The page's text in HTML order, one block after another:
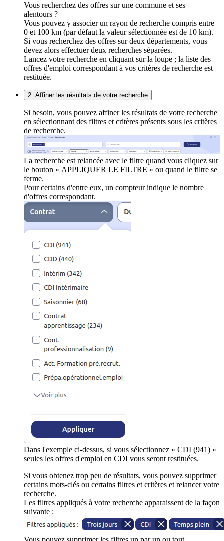
Vous recherchez des offres sur une commune et ses
alentours ?
Vous pouvez y associer un rayon de recherche compris entre
0 et 100 km (par défaut la valeur sélectionnée est de 10 km).
Si vous recherchez des offres sur deux départements, vous
devez alors effectuer deux recherches séparées.
Lancez votre recherche en cliquant sur la loupe ; la liste des
offres d'emploi correspondant à vos critères de recherche est
restituée.
2. Affiner les résultats de votre recherche
Si besoin, vous pouvez affiner les résultats de votre recherche
en sélectionnant des filtres et critères présents sous les critères
de recherche.
La recherche est relancée avec le filtre quand vous cliquez sur
le bouton « APPLIQUER LE FILTRE » ou quand le filtre se
ferme.
Pour certains d'entre eux, un compteur indique le nombre
d'offres correspondant.
Dans l'exemple ci-dessus, si vous sélectionnez « CDI (941) »
seules les offres d'emploi en CDI vous seront restituées.
Si vous obtenez trop peu de résultats, vous pouvez supprimer
certains mots-clés ou certains filtres et critères et relancer votre
recherche.
Les filtres appliqués à votre recherche apparaissent de la façon
suivante :
Vous pouvez supprimer les filtres un par un ou tout